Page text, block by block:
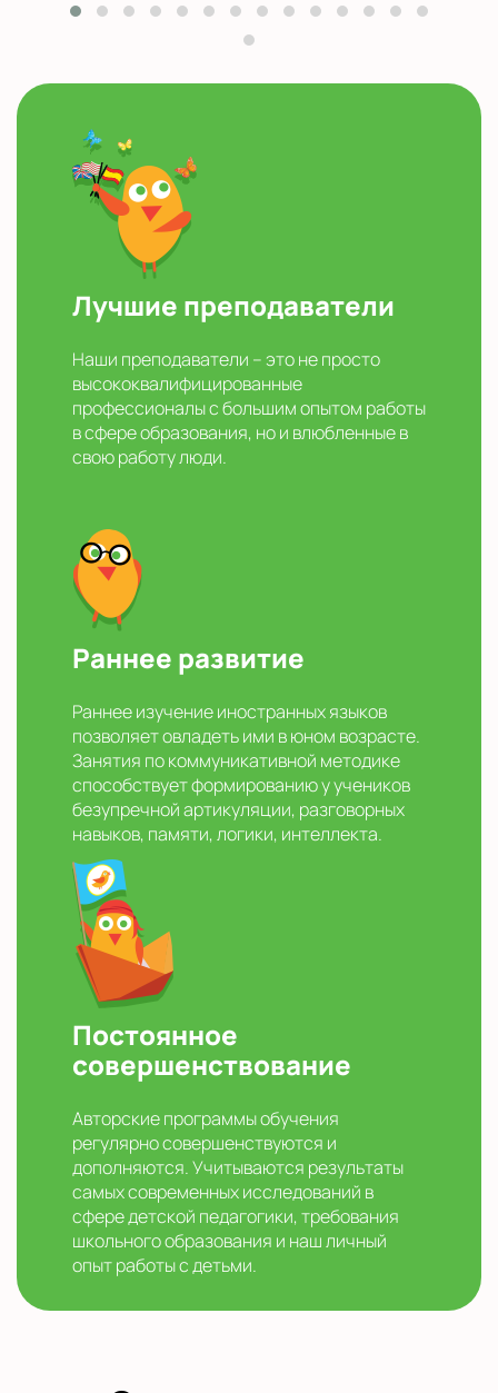
Лучшие преподаватели
Наши преподаватели – это не просто
высококвалифицированные
профессионалы с большим опытом работы
в сфере образования, но и влюбленные в
свою работу люди.
Раннее развитие
Раннее изучение иностранных языков
позволяет овладеть ими в юном возрасте.
Занятия по коммуникативной методике
способствует формированию у учеников
безупречной артикуляции, разговорных
навыков, памяти, логики, интеллекта.
Постоянное
совершенствование
Авторские программы обучения
регулярно совершенствуются и
дополняются. Учитываются результаты
самых современных исследований в
сфере детской педагогики, требования
школьного образования и наш личный
опыт работы с детьми.